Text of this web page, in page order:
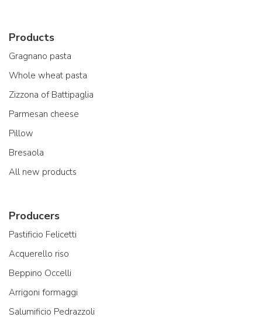
Products
Gragnano pasta
Whole wheat pasta
Zizzona of Battipaglia
Parmesan cheese
Pillow
Bresaola
All new products
Producers
Pastificio Felicetti
Acquerello riso
Beppino Occelli
Arrigoni formaggi
Salumificio Pedrazzoli